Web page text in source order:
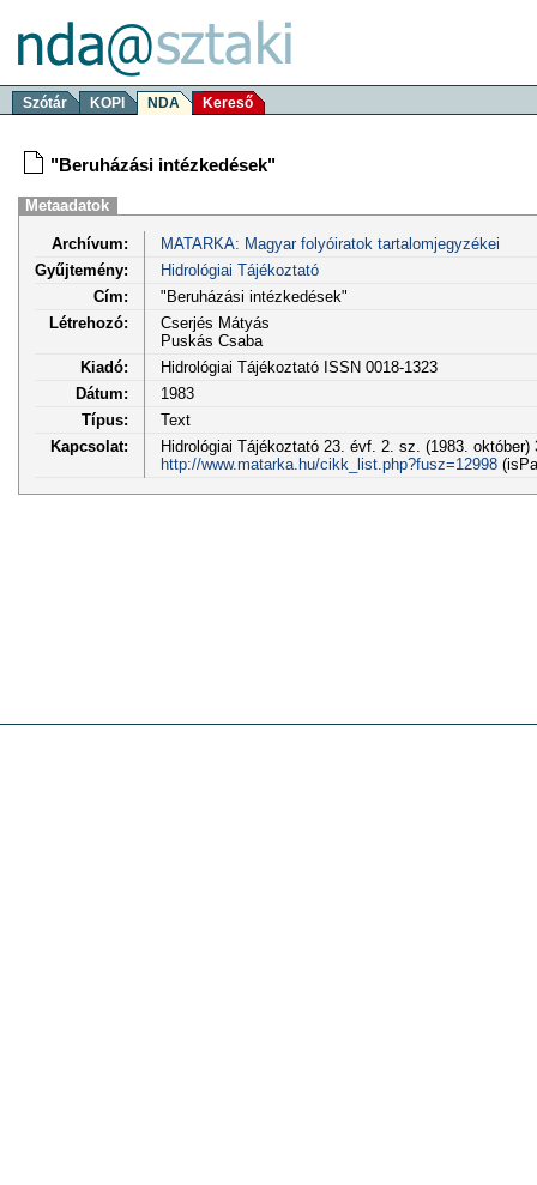
Szótár KOPI NDA Kereső
"Beruházási intézkedések"
Metaadatok
Archívum:
MATARKA: Magyar folyóiratok tartalomjegyzékei
Gyűjtemény:
Hidrológiai Tájékoztató
Cím:
"Beruházási intézkedések"
Létrehozó:
Cserjés Mátyás
Puskás Csaba
Kiadó:
Hidrológiai Tájékoztató ISSN 0018-1323
Dátum:
1983
Típus:
Text
Kapcsolat:
Hidrológiai Tájékoztató 23. évf. 2. sz. (1983. október)
http://www.matarka.hu/cikk_list.php?fusz=12998